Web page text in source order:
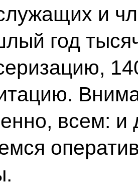
и
год
всем: